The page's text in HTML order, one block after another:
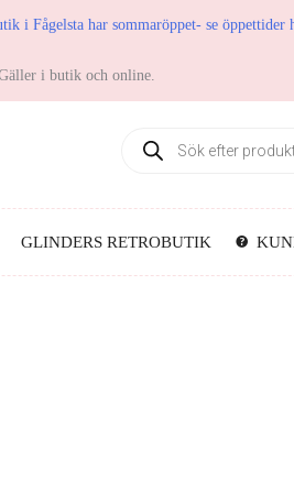
i Fågelsta har sommaröppet- se öppettider
i butik och online.
GLINDERS RETROBUTIK